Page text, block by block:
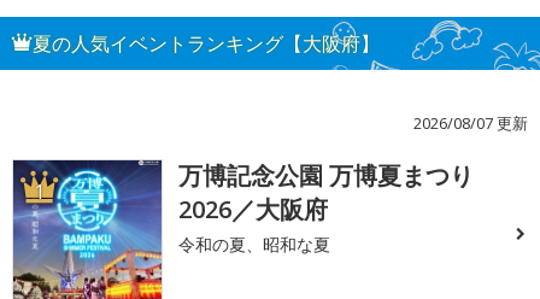
夏の人気イベントランキング【大阪府】
2026/08/07 更新
1
万博記念公園 万博夏まつり
2026／大阪府
令和の夏、昭和な夏